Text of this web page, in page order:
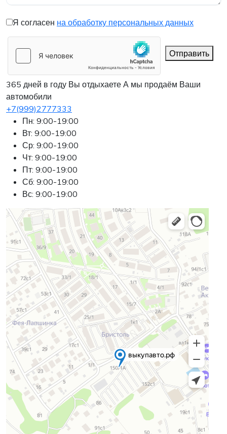
Я согласен на обработку персональных данных
Отправить
365 дней в году Вы отдыхаете А мы продаём Ваши
автомобили
+7(999)2777333
Пн: 9:00-19:00
Вт: 9:00-19:00
Ср: 9:00-19:00
Чт: 9:00-19:00
Пт: 9:00-19:00
Сб: 9:00-19:00
Вс: 9:00-19:00